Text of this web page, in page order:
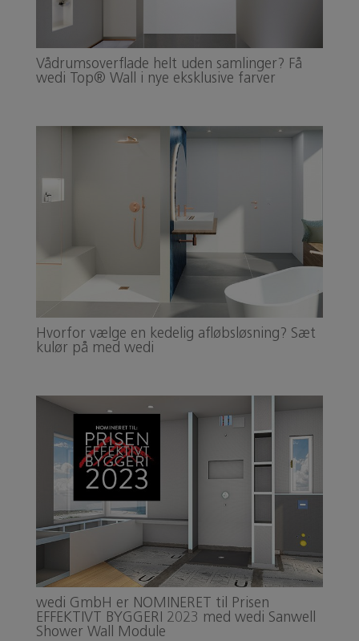
Vådrumsoverflade helt uden samlinger? Få
wedi Top® Wall i nye eksklusive farver
Hvorfor vælge en kedelig afløbsløsning? Sæt
kulør på med wedi
wedi GmbH er NOMINERET til Prisen
EFFEKTIVT BYGGERI 2023 med wedi Sanwell
Shower Wall Module